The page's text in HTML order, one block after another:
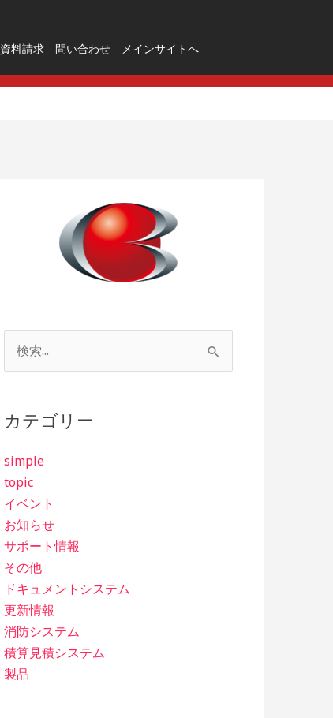
資料請求 問い合わせ メインサイトへ
索
象:
カテゴリー
simple
topic
イベント
お知らせ
サポート情報
その他
ドキュメントシステム
更新情報
消防システム
積算見積システム
製品